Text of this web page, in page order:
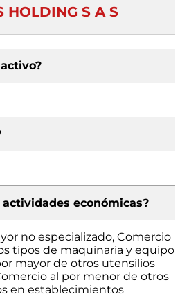
HOLDING S A S
actividades económicas?
no especializado, Comercio
tipos de maquinaria y equipo
mayor de otros utensilios
al por menor de otros
en establecimientos